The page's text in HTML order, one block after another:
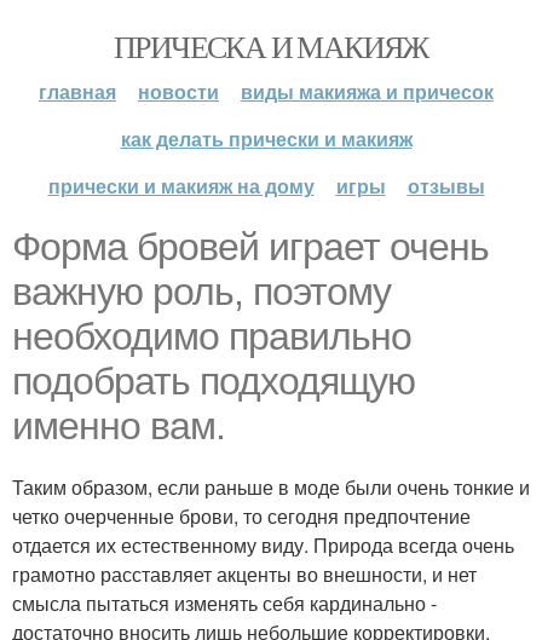
ПРИЧЕСКА И МАКИЯЖ
главная новости
виды макияжа и причесок
как делать прически и макияж
прически и макияж на дому
игры отзывы
Форма бровей играет очень
важную роль, поэтому
необходимо правильно
подобрать подходящую
именно вам.
Таким образом, если раньше в моде были очень тонкие и
четко очерченные брови, то сегодня предпочтение
отдается их естественному виду. Природа всегда очень
грамотно расставляет акценты во внешности, и нет
смысла пытаться изменять себя кардинально -
достаточно вносить лишь небольшие корректировки,